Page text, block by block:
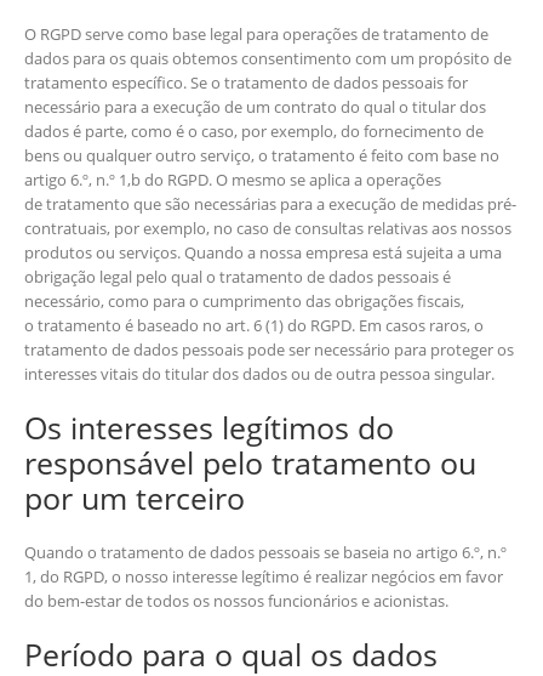
O RGPD serve como base legal para operações de tratamento de
dados para os quais obtemos consentimento com um propósito de
tratamento específico. Se o tratamento de dados pessoais for
necessário para a execução de um contrato do qual o titular dos
dados é parte, como é o caso, por exemplo, do fornecimento de
bens ou qualquer outro serviço, o tratamento é feito com base no
artigo 6.º, n.º 1,b do RGPD. O mesmo se aplica a operações
de tratamento que são necessárias para a execução de medidas pré-
contratuais, por exemplo, no caso de consultas relativas aos nossos
produtos ou serviços. Quando a nossa empresa está sujeita a uma
obrigação legal pelo qual o tratamento de dados pessoais é
necessário, como para o cumprimento das obrigações fiscais,
o tratamento é baseado no art. 6 (1) do RGPD. Em casos raros, o
tratamento de dados pessoais pode ser necessário para proteger os
interesses vitais do titular dos dados ou de outra pessoa singular.
Os interesses legítimos do
responsável pelo tratamento ou
por um terceiro
Quando o tratamento de dados pessoais se baseia no artigo 6.º, n.º
1, do RGPD, o nosso interesse legítimo é realizar negócios em favor
do bem-estar de todos os nossos funcionários e acionistas.
Período para o qual os dados